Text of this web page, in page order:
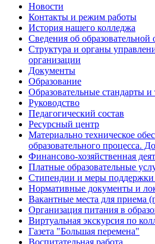
Новости
Контакты и режим работы
История нашего колледжа
Сведения об образовательной
Структура и органы
организации
Документы
Образование
Образовательные стандарты и
Руководство
Педагогический состав
Ресурсный центр
Материально техническое
образовательного процесса.
Финансово-хозяйственная
Платные образовательные
Стипендии и меры
Нормативные документы и
Вакантные места для приема
Организация питания в
Виртуальная экскурсия по
Газета "Большая перемена"
Воспитательная работа